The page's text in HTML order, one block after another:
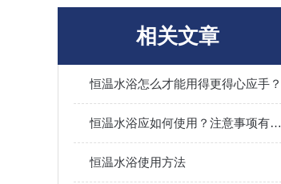
相关文章
恒温水浴怎么才能用得更得心应手？
恒温水浴应如何使用？注意事项有哪些？
恒温水浴使用方法